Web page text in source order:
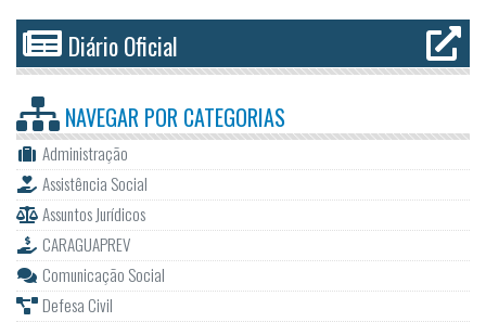
Diário Oficial
NAVEGAR POR CATEGORIAS
Administração
Assistência Social
Assuntos Jurídicos
CARAGUAPREV
Comunicação Social
Defesa Civil